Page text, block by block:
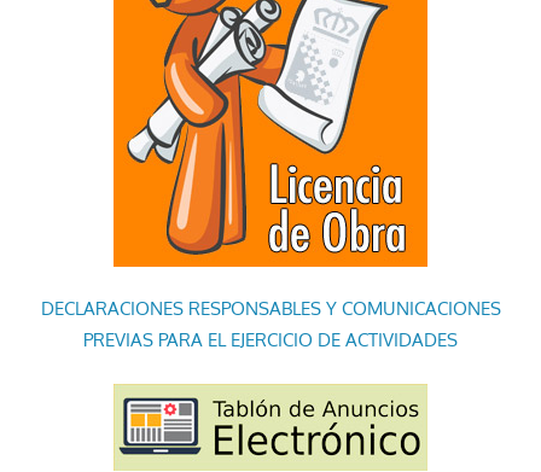
DECLARACIONES RESPONSABLES Y COMUNICACIONES
PREVIAS PARA EL EJERCICIO DE ACTIVIDADES